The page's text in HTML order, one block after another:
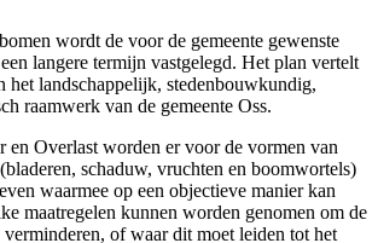
wordt de voor de gemeente gewenste
langere termijn vastgelegd. Het plan vertelt
het landschappelijk, stedenbouwkundig,
raamwerk van de gemeente Oss.
Overlast worden er voor de vormen van
schaduw, vruchten en boomwortels)
waarmee op een objectieve manier kan
maatregelen kunnen worden genomen om de
of waar dit moet leiden tot het